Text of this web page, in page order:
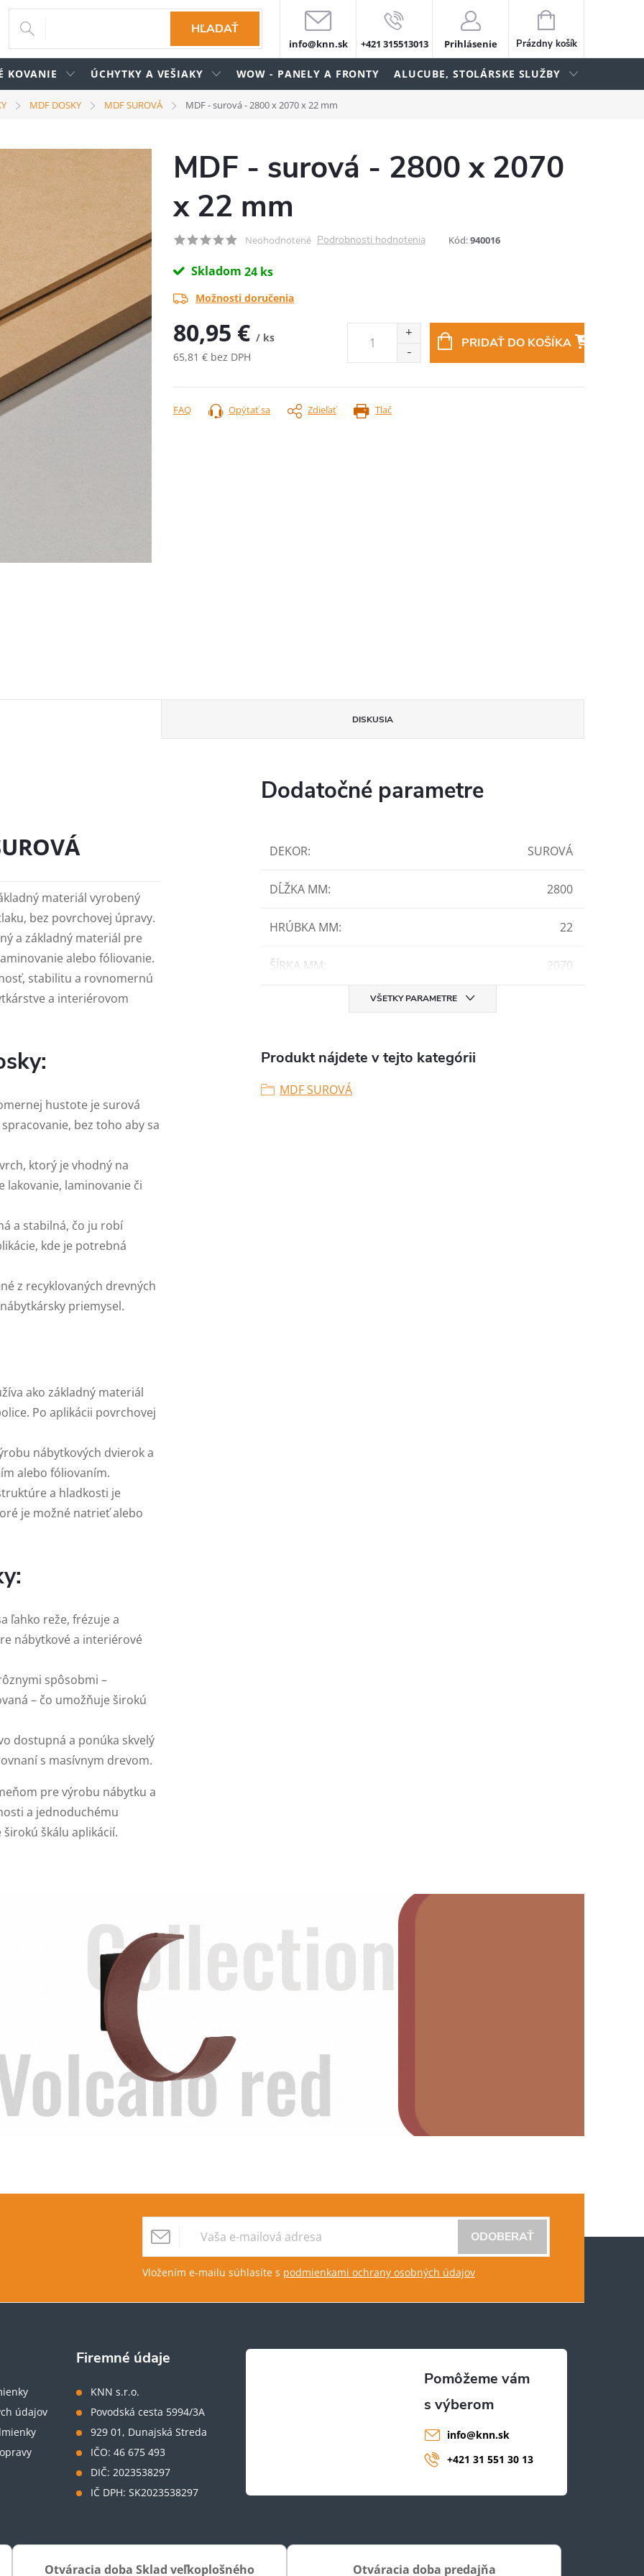
HĽADAŤ
info@knn.sk +421 315513013 Prihlásenie
NÁKUPNÝ
KOŠÍK
Prázdny košík
KOVANIE ÚCHYTKY A VEŠIAKY WOW - PANELY A FRONTY ALUCUBE, STOLÁRSKE SLUŽBY
MDF DOSKY MDF SUROVÁ MDF - surová - 2800 x 2070 x 22 mm
MDF - surová - 2800 x 2070
x 22 mm
Neohodnotené Podrobnosti hodnotenia Kód:940016
Skladom 24 ks
Možnosti doručenia
80,95 € / ks
65,81 € bez DPH
cena:
PRIDAŤ DO KOŠÍKA
Tlač
Opýtať sa Zdieľať
FAQ
DISKUSIA
materiál vyrobený
bez povrchovej úpravy.
a základný materiál pre
alebo fóliovanie.
stabilitu a rovnomernú
a interiérovom
hustote je surová
bez toho aby sa
ktorý je vhodný na
lakovanie, laminovanie či
a stabilná, čo ju robí
kde je potrebná
z recyklovaných drevných
priemysel.
ako základný materiál
Po aplikácii povrchovej
nábytkových dvierok a
alebo fóliovaním.
a hladkosti je
je možné natrieť alebo
ľahko reže, frézuje a
nábytkové a interiérové
spôsobmi –
– čo umožňuje širokú
dostupná a ponúka skvelý
s masívnym drevom.
pre výrobu nábytku a
a jednoduchému
škálu aplikácií.
Dodatočné parametre
DEKOR: SUROVÁ
DĹŽKA MM: 2800
HRÚBKA MM: 22
ŠÍRKA MM: 2070
VŠETKY PARAMETRE
Produkt nájdete v tejto kategórii
MDF SUROVÁ
Vložením e-mailu súhlasíte s podmienkami ochrany osobných údajov
ODOBERAŤ
údajov
Firemné údaje
KNN s.r.o.
Povodská cesta 5994/3A
929 01, Dunajská Streda
IČO: 46 675 493
DIČ: 2023538297
IČ DPH: SK2023538297
info@knn.sk
+421 31 551 30 13
Otváracia doba Sklad veľkoplošného Otváracia doba predajňa